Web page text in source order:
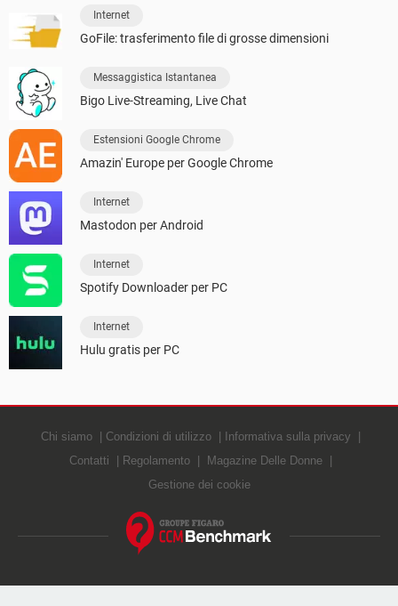
Internet
GoFile: trasferimento file di grosse dimensioni
Messaggistica Istantanea
Bigo Live-Streaming, Live Chat
Estensioni Google Chrome
Amazin' Europe per Google Chrome
Internet
Mastodon per Android
Internet
Spotify Downloader per PC
Internet
Hulu gratis per PC
Chi siamo Condizioni di utilizzo
Informativa sulla privacy
Contatti
Regolamento
Magazine Delle Donne
Gestione dei cookie